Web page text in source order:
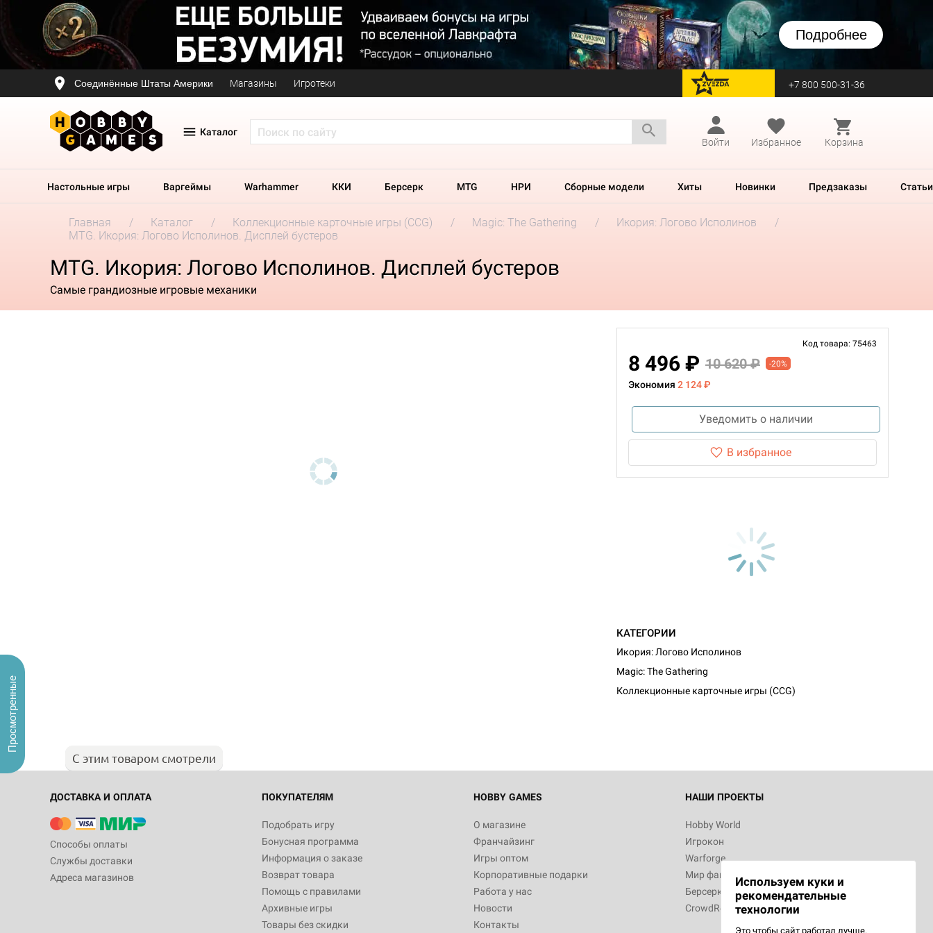
Подробнее
Соединённые Штаты Америки Магазины Игротеки перейти на Zvezda +7 800 500-31-36
Каталог
Войти
Избранное Корзина
Настольные игры Варгеймы Warhammer ККИ Берсерк MTG НРИ Сборные модели Хиты Новинки Предзаказы Статьи
Главная Каталог Коллекционные карточные игры (CCG) Magic: The Gathering
Икория: Логово Исполинов
MTG. Икория: Логово Исполинов. Дисплей бустеров
MTG. Икория: Логово Исполинов. Дисплей бустеров
Самые грандиозные игровые механики
Код товара: 75463
8 496 ₽ 10 620 ₽ -20%
Экономия 2 124 ₽
Уведомить о наличии
В избранное
КАТЕГОРИИ
Икория: Логово Исполинов
Magic: The Gathering
Коллекционные карточные игры (CCG)
С этим товаром смотрели
ДОСТАВКА И ОПЛАТА
Способы оплаты
Службы доставки
Адреса магазинов
ПОКУПАТЕЛЯМ
Подобрать игру
Бонусная программа
Информация о заказе
Возврат товара
Помощь с правилами
Архивные игры
Товары без скидки
HOBBY GAMES
О магазине
Франчайзинг
Игры оптом
Корпоративные подарки
Работа у нас
Новости
Контакты
НАШИ ПРОЕКТЫ
Hobby World
Игрокон
Warforge
Мир фантастики
Берсерк
CrowdRepublic
Используем куки и
рекомендательные
технологии
Это чтобы сайт работал лучше.
Просмотренные
Настольная игра Hobby World Журнал
"Мир фантастики. Спецвыпуск: Братья
империи: Боевая тревога
799
Настольная игра Hobby World Сумерки
империи. Четвёртая редакция: Грозовой
Рубеж
12 990